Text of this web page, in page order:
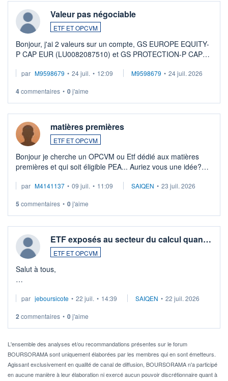
Valeur pas négociable
ETF ET OPCVM
Bonjour, j'ai 2 valeurs sur un compte, GS EUROPE EQUITY-
P CAP EUR (LU0082087510) et GS PROTECTION-P CAP
veux procéder à la vente, on me signale ...
par M9598679 • 24 juil. • 12:09 M9598679 • 24 juil. 2026
4commentaires • 0j'aime
matières premières
ETF ET OPCVM
Bonjour je cherche un OPCVM ou Etf dédié aux matières
premières et qui soit éligible PEA... Auriez vous une idée?
par M4141137 • 09 juil. • 11:09 SAIQEN • 23 juil. 2026
5 commentaires • 0j'aime
ETF exposés au secteur du calcul quan…
ETF ET OPCVM
Salut à tous,
via un ETF plutôt que des actions individuelles.
Idéalement, je voudrais qu'il soit éligible au PEA.
Pour l' ...
par jeboursicote • 22 juil. • 14:39 SAIQEN • 22 juil. 2026
2 commentaires • 0j'aime
L'ensemble des analyses et/ou recommandations présentes sur le forum
BOURSORAMA sont uniquement élaborées par les membres qui en sont émetteurs.
Agissant exclusivement en qualité de canal de diffusion, BOURSORAMA n'a participé
en aucune manière à leur élaboration ni exercé aucun pouvoir discrétionnaire quant à